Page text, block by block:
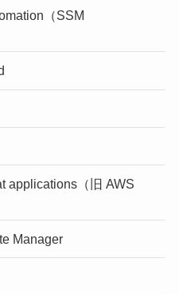
（SSM
applications（旧 AWS
Manager